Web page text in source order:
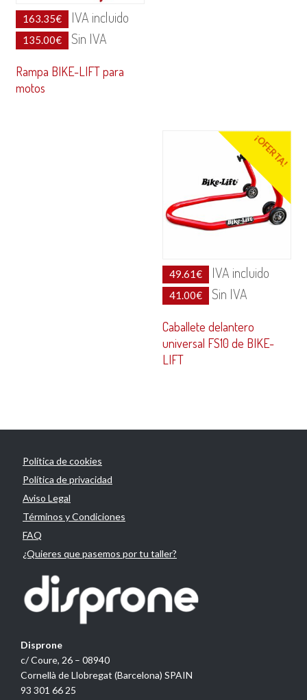
163.35€ IVA incluido
135.00€ Sin IVA
Rampa BIKE-LIFT para
motos
¡OFERTA!
49.61€ IVA incluido
41.00€ Sin IVA
Caballete delantero
universal FS10 de BIKE-
LIFT
Política de cookies
Política de privacidad
Aviso Legal
Términos y Condiciones
FAQ
¿Quieres que pasemos por tu taller?
Disprone
c/ Coure, 26 – 08940
Cornellà de Llobregat (Barcelona) SPAIN
93 301 66 25